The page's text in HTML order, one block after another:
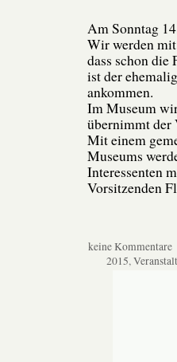
Am Sonntag
Wir werden
dass schon die
ist der
ankommen.
Im Museum
übernimmt der
Mit einem
Museums
Interessenten
Vorsitzenden
keine Kommentare
2015,